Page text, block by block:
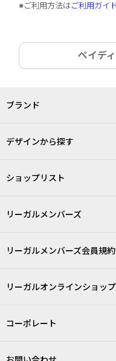
※ご利用方法はご利用ガイド
ペイディ
ブランド
デザインから探す
ショップリスト
リーガルメンバーズ
リーガルメンバーズ会員規約
リーガルオンラインショップ
コーポレート